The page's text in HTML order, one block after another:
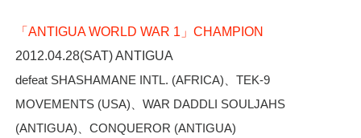
「ANTIGUA WORLD WAR 1」CHAMPION
2012.04.28(SAT) ANTIGUA
defeat SHASHAMANE INTL. (AFRICA)、TEK-9
MOVEMENTS (USA)、WAR DADDLI SOULJAHS
(ANTIGUA)、CONQUEROR (ANTIGUA)